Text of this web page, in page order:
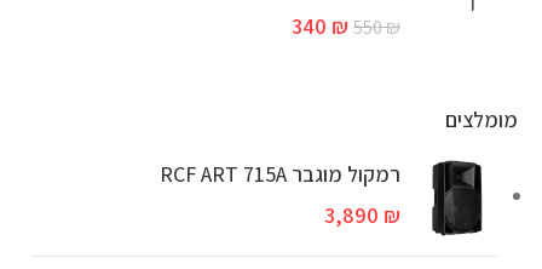
550₪
340 ₪
מומלצים
רמקול מוגבר RCF ART 715A
3,890 ₪